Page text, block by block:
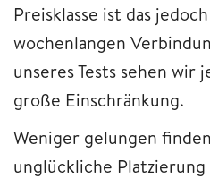
Preisklasse ist das
wochenlangen
unseres Tests sehen wir
große Einschränkung.
Weniger gelungen
unglückliche